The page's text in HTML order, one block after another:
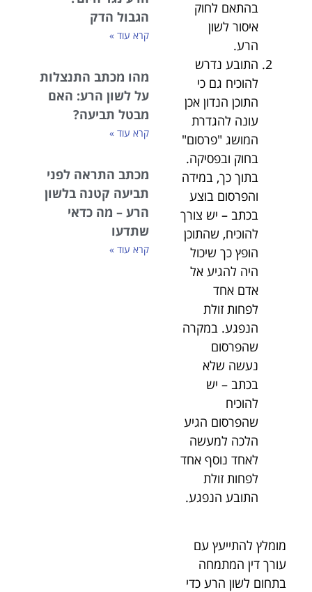
בהתאם לחוק
איסור לשון
הרע.
התובע נדרש
להוכיח גם כי
התוכן הנדון אכן
עונה להגדרת
המושג "פרסום"
בחוק ובפסיקה.
בתוך כך, במידה
והפרסום בוצע
בכתב – יש צורך
להוכיח, שהתוכן
הופץ כך שיכול
היה להגיע אל
אדם אחד
לפחות זולת
הנפגע. במקרה
שהפרסום
נעשה שלא
בכתב – יש
להוכיח
שהפרסום הגיע
הלכה למעשה
לאחד נוסף אחד
לפחות זולת
התובע הנפגע.
מומלץ להתייעץ עם
עורך דין המתמחה
בתחום לשון הרע כדי
הגבול הדק
קרא עוד »
מהו מכתב התנצלות
על לשון הרע: האם
מבטל תביעה?
קרא עוד »
מכתב התראה לפני
תביעה קטנה בלשון
הרע – מה כדאי
שתדעו
קרא עוד »